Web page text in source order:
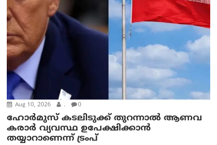
Aug 10, 2026 . 0
ഹോർമുസ് കടലിടുക്ക് തുറന്നാൽ ആണവ
കരാർ വ്യവസ്ഥ ഉപേക്ഷിക്കാൻ
തയ്യാറാണെന്ന് ട്രം‌പ്